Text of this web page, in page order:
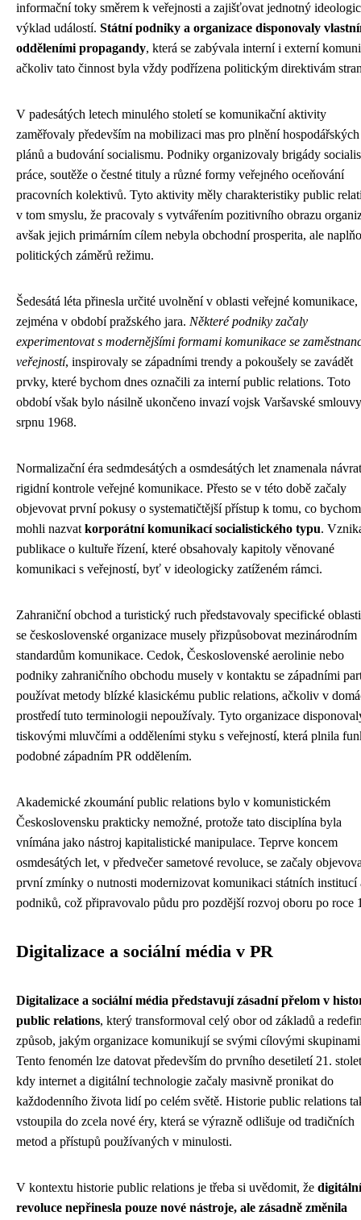
informační toky směrem k veřejnosti a zajišťovat jednotný
výklad událostí. Státní podniky a organizace disponovaly
odděleními propagandy, která se zabývala interní i externí
ačkoliv tato činnost byla vždy podřízena politickým direktivám
V padesátých letech minulého století se komunikační aktivity
zaměřovaly především na mobilizaci mas pro plnění hospodářských
plánů a budování socialismu. Podniky organizovaly brigády
práce, soutěže o čestné tituly a různé formy veřejného oceňování
pracovních kolektivů. Tyto aktivity měly charakteristiky public
v tom smyslu, že pracovaly s vytvářením pozitivního obrazu
avšak jejich primárním cílem nebyla obchodní prosperita, ale
politických záměrů režimu.
Šedesátá léta přinesla určité uvolnění v oblasti veřejné komunikace,
zejména v období pražského jara. Některé podniky začaly
experimentovat s modernějšími formami komunikace se
veřejností, inspirovaly se západními trendy a pokoušely se zavádět
prvky, které bychom dnes označili za interní public relations. Toto
období však bylo násilně ukončeno invazí vojsk Varšavské
srpnu 1968.
Normalizační éra sedmdesátých a osmdesátých let znamenala
rigidní kontrole veřejné komunikace. Přesto se v této době začaly
objevovat první pokusy o systematičtější přístup k tomu, co bychom
mohli nazvat korporátní komunikací socialistického typu.
publikace o kultuře řízení, které obsahovaly kapitoly věnované
komunikaci s veřejností, byť v ideologicky zatíženém rámci.
Zahraniční obchod a turistický ruch představovaly specifické
se československé organizace musely přizpůsobovat mezinárodním
standardům komunikace. Cedok, Československé aerolinie nebo
podniky zahraničního obchodu musely v kontaktu se západními
používat metody blízké klasickému public relations, ačkoliv v
prostředí tuto terminologii nepoužívaly. Tyto organizace
tiskovými mluvčími a odděleními styku s veřejností, která plnila
podobné západním PR oddělením.
Akademické zkoumání public relations bylo v komunistickém
Československu prakticky nemožné, protože tato disciplína byla
vnímána jako nástroj kapitalistické manipulace. Teprve koncem
osmdesátých let, v předvečer sametové revoluce, se začaly
první zmínky o nutnosti modernizovat komunikaci státních institucí
podniků, což připravovalo půdu pro pozdější rozvoj oboru po roce
Digitalizace a sociální média v PR
Digitalizace a sociální média představují zásadní přelom v
public relations, který transformoval celý obor od základů a
způsob, jakým organizace komunikují se svými cílovými
Tento fenomén lze datovat především do prvního desetiletí 21.
kdy internet a digitální technologie začaly masivně pronikat do
každodenního života lidí po celém světě. Historie public relations
vstoupila do zcela nové éry, která se výrazně odlišuje od tradičních
metod a přístupů používaných v minulosti.
V kontextu historie public relations je třeba si uvědomit, že digitální
revoluce nepřinesla pouze nové nástroje, ale zásadně změnila